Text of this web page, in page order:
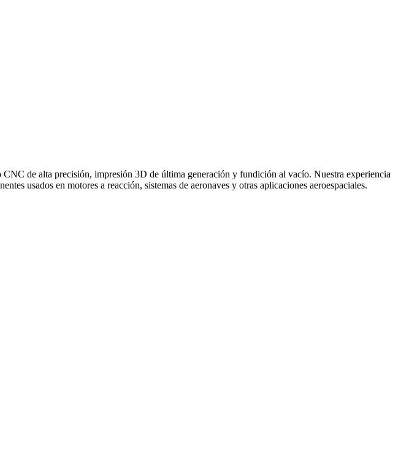
de alta precisión, impresión 3D de última generación y fundición al vacío. Nuestra experiencia
usados en motores a reacción, sistemas de aeronaves y otras aplicaciones aeroespaciales.